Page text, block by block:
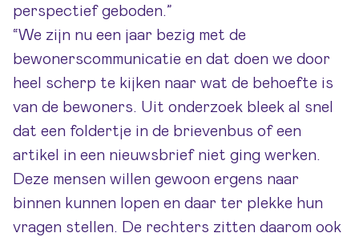
perspectief geboden.”
“We zijn nu een jaar bezig met de
bewonerscommunicatie en dat doen we door
heel scherp te kijken naar wat de behoefte is
van de bewoners. Uit onderzoek bleek al snel
dat een foldertje in de brievenbus of een
artikel in een nieuwsbrief niet ging werken.
Deze mensen willen gewoon ergens naar
binnen kunnen lopen en daar ter plekke hun
vragen stellen. De rechters zitten daarom ook